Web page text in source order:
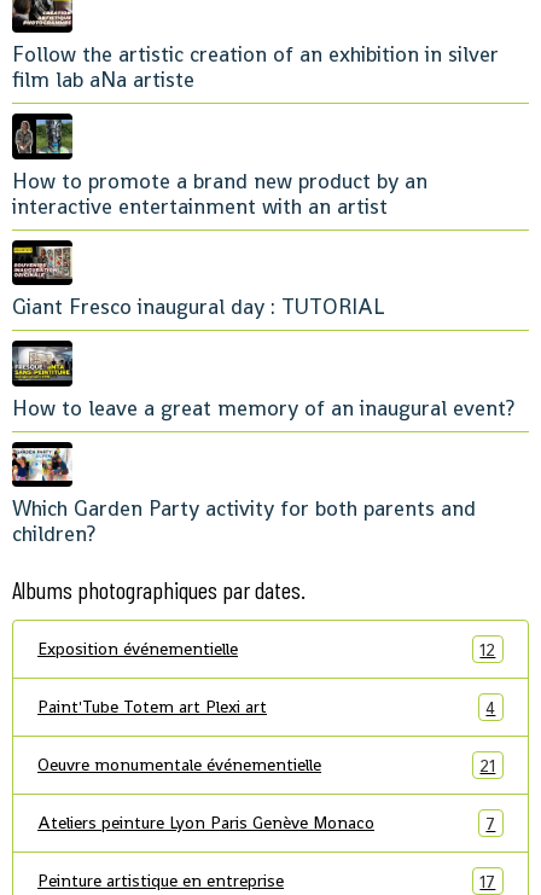
Follow the artistic creation of an exhibition in silver
film lab aNa artiste
How to promote a brand new product by an
interactive entertainment with an artist
Giant Fresco inaugural day : TUTORIAL
How to leave a great memory of an inaugural event?
Which Garden Party activity for both parents and
children?
Albums photographiques par dates.
Exposition événementielle 12
Paint'Tube Totem art Plexi art 4
Oeuvre monumentale événementielle 21
Ateliers peinture Lyon Paris Genève Monaco 7
Peinture artistique en entreprise 17